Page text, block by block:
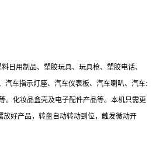
日用制品、塑胶玩具、玩具枪、塑胶电话、
汽车指示灯座、汽车仪表板、汽车喇叭、汽车:
。化妆品盒壳及电子配件产品等。本机只需更
好产品，转盘自动转动到位，触发微动开